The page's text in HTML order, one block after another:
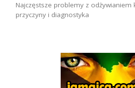
Najczęstsze problemy z odżywianiem
przyczyny i diagnostyka